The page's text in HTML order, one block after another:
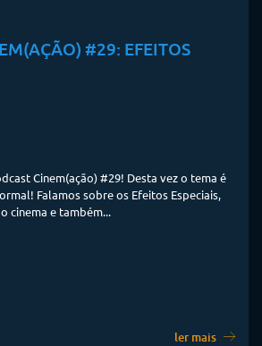
#29: EFEITOS
Cinem(ação) #29! Desta vez o tema é
Falamos sobre os Efeitos Especiais,
cinema e também...
ler mais